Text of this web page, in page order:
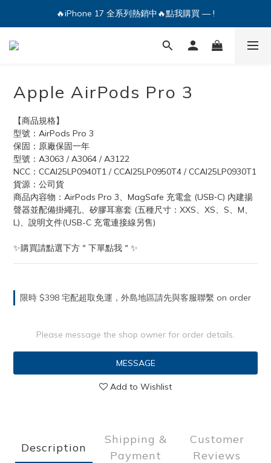
🔥iPhone 17 全系列熱銷中🔥點我購買 — !
🔥iPhone 17 全系列熱銷中🔥點我購買 — !
💕加入Q哥 Line 新好友領優惠券！🎫
Apple AirPods Pro 3
【商品規格】
型號：AirPods Pro 3
保固：原廠保固一年
型號：A3063 / A3064 / A3122
NCC：CCAI25LP0940T1 / CCAI25LP0950T4 / CCAI25LP0930T1
貨源：公司貨
商品內容物：AirPods Pro 3、MagSafe 充電盒 (USB‑C) 內建揚
聲器並配備掛繩孔、矽膠耳塞套 (五種尺寸：XXS、XS、S、M、
L)、說明文件(USB-C 充電連接線另售)
✨購買請點選下方＂下單點我＂✨
限時 $398 宅配超取免運，外島地區請先與客服聯繫 on order
Please message the shop owner for order details.
MESSAGE
Add to Wishlist
Description
Shipping &
Payment
Customer
Reviews